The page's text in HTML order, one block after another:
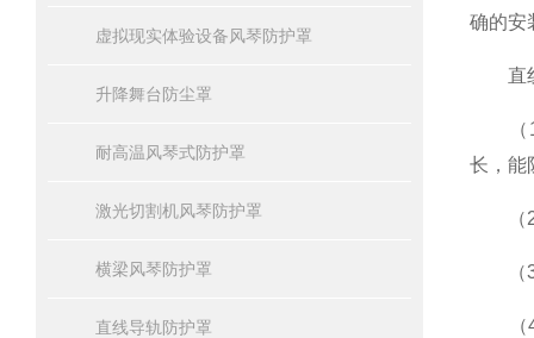
虚拟现实体验设备风琴防护罩
升降舞台防尘罩
耐高温风琴式防护罩
激光切割机风琴防护罩
横梁风琴防护罩
直线导轨防护罩
确的安
直线
（1
长，能
（2
（3
（4